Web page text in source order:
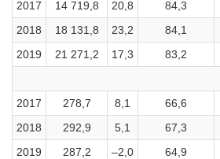
2017
14 719,8 20,8 84,3
2018
18 131,8 23,2 84,1
2019
21 271,2 17,3 83,2
2017
278,7 8,1 66,6
2018
292,9 5,1 67,3
2019
287,2 –2,0 64,9